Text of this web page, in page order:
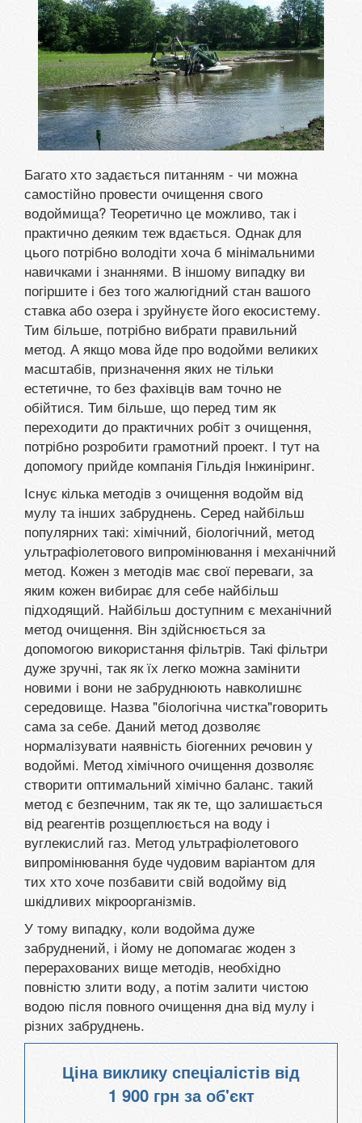
Багато хто задається питанням - чи можна
самостійно провести очищення свого
водоймища? Теоретично це можливо, так і
практично деяким теж вдається. Однак для
цього потрібно володіти хоча б мінімальними
навичками і знаннями. В іншому випадку ви
погіршите і без того жалюгідний стан вашого
ставка або озера і зруйнуєте його екосистему.
Тим більше, потрібно вибрати правильний
метод. А якщо мова йде про водойми великих
масштабів, призначення яких не тільки
естетичне, то без фахівців вам точно не
обійтися. Тим більше, що перед тим як
переходити до практичних робіт з очищення,
потрібно розробити грамотний проект. І тут на
допомогу прийде компанія Гільдія Інжиніринг.
Існує кілька методів з очищення водойм від
мулу та інших забруднень. Серед найбільш
популярних такі: хімічний, біологічний, метод
ультрафіолетового випромінювання і механічний
метод. Кожен з методів має свої переваги, за
яким кожен вибирає для себе найбільш
підходящий. Найбільш доступним є механічний
метод очищення. Він здійснюється за
допомогою використання фільтрів. Такі фільтри
дуже зручні, так як їх легко можна замінити
новими і вони не забруднюють навколишнє
середовище. Назва "біологічна чистка"говорить
сама за себе. Даний метод дозволяє
нормалізувати наявність біогенних речовин у
водоймі. Метод хімічного очищення дозволяє
створити оптимальний хімічно баланс. такий
метод є безпечним, так як те, що залишається
від реагентів розщеплюється на воду і
вуглекислий газ. Метод ультрафіолетового
випромінювання буде чудовим варіантом для
тих хто хоче позбавити свій водойму від
шкідливих мікроорганізмів.
У тому випадку, коли водойма дуже
забруднений, і йому не допомагає жоден з
перерахованих вище методів, необхідно
повністю злити воду, а потім залити чистою
водою після повного очищення дна від мулу і
різних забруднень.
Ціна виклику спеціалістів від
1 900 грн за об'єкт